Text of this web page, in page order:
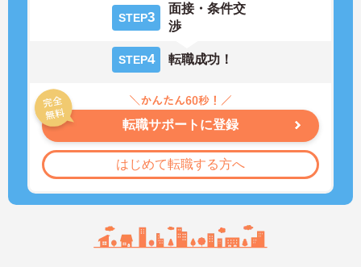
STEP3
面接・条件交
渉
STEP4 転職成功！
転職サポートに登録
はじめて転職する方へ